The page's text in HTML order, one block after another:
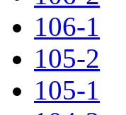
106-1
105-2
105-1